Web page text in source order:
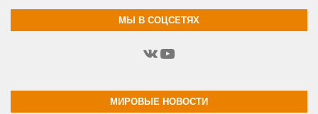
МЫ В СОЦСЕТЯХ
ВКонтакте
YouTube
МИРОВЫЕ НОВОСТИ